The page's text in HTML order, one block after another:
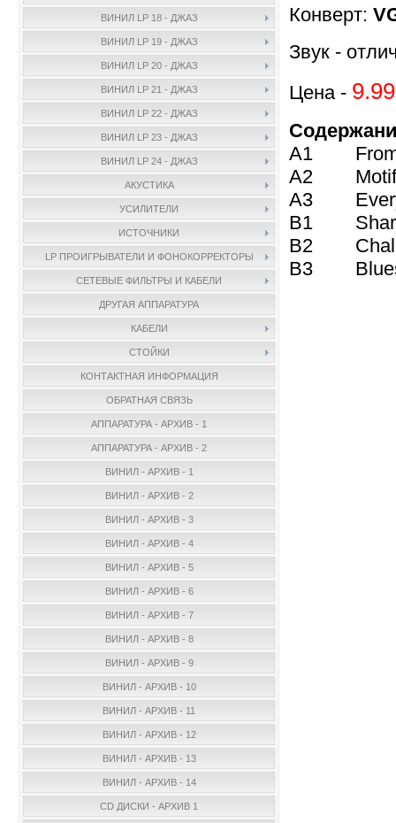
ВИНИЛ LP 18 - ДЖАЗ
ВИНИЛ LP 19 - ДЖАЗ
ВИНИЛ LP 20 - ДЖАЗ
ВИНИЛ LP 21 - ДЖАЗ
ВИНИЛ LP 22 - ДЖАЗ
ВИНИЛ LP 23 - ДЖАЗ
ВИНИЛ LP 24 - ДЖАЗ
АКУСТИКА
УСИЛИТЕЛИ
ИСТОЧНИКИ
LP ПРОИГРЫВАТЕЛИ И ФОНОКОРРЕКТОРЫ
СЕТЕВЫЕ ФИЛЬТРЫ И КАБЕЛИ
ДРУГАЯ АППАРАТУРА
КАБЕЛИ
СТОЙКИ
КОНТАКТНАЯ ИНФОРМАЦИЯ
ОБРАТНАЯ СВЯЗЬ
АППАРАТУРА - АРХИВ - 1
АППАРАТУРА - АРХИВ - 2
ВИНИЛ - АРХИВ - 1
ВИНИЛ - АРХИВ - 2
ВИНИЛ - АРХИВ - 3
ВИНИЛ - АРХИВ - 4
ВИНИЛ - АРХИВ - 5
ВИНИЛ - АРХИВ - 6
ВИНИЛ - АРХИВ - 7
ВИНИЛ - АРХИВ - 8
ВИНИЛ - АРХИВ - 9
ВИНИЛ - АРХИВ - 10
ВИНИЛ - АРХИВ - 11
ВИНИЛ - АРХИВ - 12
ВИНИЛ - АРХИВ - 13
ВИНИЛ - АРХИВ - 14
CD ДИСКИ - АРХИВ 1
Конверт:
Звук -
Цена -
A1 From
A2
A3
B1
B2
B3 Blues